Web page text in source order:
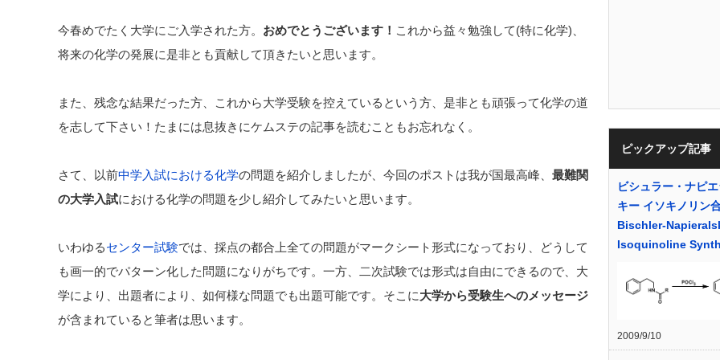
今春めでたく大学にご入学された方。 おめでとうございます！ これから益々勉強して(特に化学)、
将来の化学の発展に是非とも貢献して頂きたいと思います。
また、残念な結果だった方、これから大学受験を控えているという方、是非とも頑張って化学の道
を志して下さい！たまには息抜きにケムステの記事を読むこともお忘れなく。
さて、以前中学入試における化学の問題を紹介しましたが、今回のポストは我が国最高峰、 最難関
の大学入試における化学の問題を少し紹介してみたいと思います。
いわゆるセンター試験では、採点の都合上全ての問題がマークシート形式になっており、どうして
も画一的でパターン化した問題になりがちです。一方、二次試験では形式は自由にできるので、大
学により、出題者により、如何様な問題でも出題可能です。そこに大学から受験生へのメッセージ
が含まれていると筆者は思います。
ピックアップ記事
ビシュラー・ナピ
キー イソキノリン
Bischler-
Isoquinoline
2009/9/10